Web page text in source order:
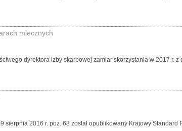
mlecznych
dyrektora izby skarbowej zamiar skorzystania w 2017
sierpnia 2016 r. poz. 63 został opublikowany Krajowy